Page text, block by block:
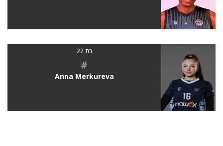
בת 22
#
Anna Merkureva